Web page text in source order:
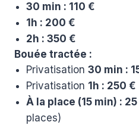
30 min : 110 €
1h : 200 €
2h : 350 €
Bouée tractée :
Privatisation30 min :
Privatisation 1h : 250 €
À la place (15 min) :
places)